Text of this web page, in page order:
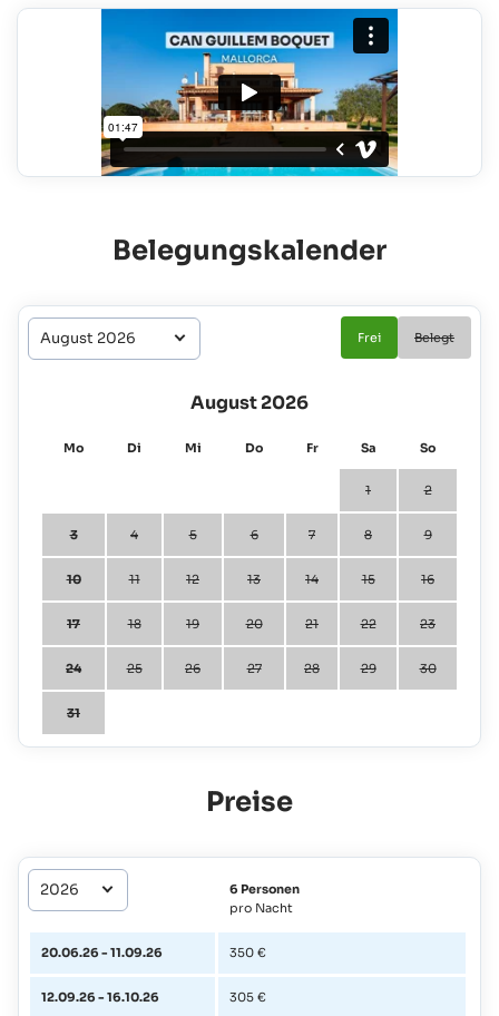
Belegungskalender
Frei Belegt
August 2026
Mo Di Mi Do Fr Sa So
1 2
3 4 5 6 7 8 9
10 11 12 13 14 15 16
17 18 19 20 21 22 23
24 25 26 27 28 29 30
31
Preise
6 Personen
pro Nacht
20.06.26 - 11.09.26 350 €
12.09.26 - 16.10.26 305 €